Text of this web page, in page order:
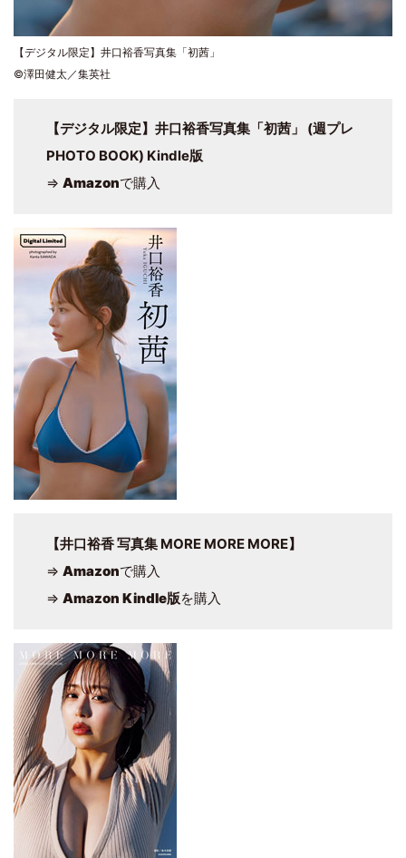
【デジタル限定】井口裕香写真集「初茜」
©澤田健太／集英社
【デジタル限定】井口裕香写真集「初茜」 (週プレ
PHOTO BOOK) Kindle版
⇒ Amazonで購入
【井口裕香 写真集 MORE MORE MORE】
⇒ Amazonで購入
⇒ Amazon Kindle版を購入